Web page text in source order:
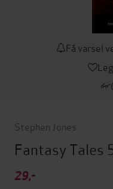
Få varsel
Stephen Jones
Fantasy Tales
29,-